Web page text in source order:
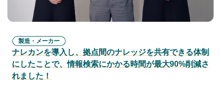
製造・メーカー
ナレカンを導入し、拠点間のナレッジを共有できる体制
にしたことで、情報検索にかかる時間が最大90%削減さ
れました！